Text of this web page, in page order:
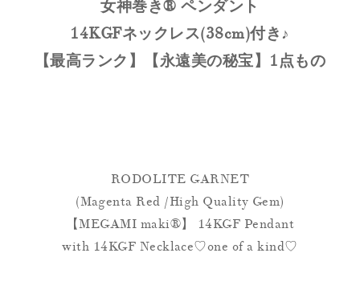
女神巻き®︎ ペンダント
14KGFネックレス(38cm)付き♪
【最高ランク】【永遠美の秘宝】1点もの
RODOLITE GARNET
(Magenta Red /High Quality Gem)
【MEGAMI maki®︎】 14KGF Pendant
with 14KGF Necklace♡one of a kind♡